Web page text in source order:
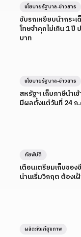
ขับรถเหยียบน้ำกระ
โทษจำคุกไม่เกิน 1 ปี
บาท
นโยบายรัฐบาล-ข่าวสาร
สหรัฐฯ เก็บภาษีนำเ
มีผลตั้งแต่วันที่ 24 ก
นโยบายรัฐบาล-ข่าวสาร
เตือนเตรียมเก็บขอ
น่านเริ่มวิกฤต ต้องเ
ภัยพิบัติ
ผลิตภัณฑ์สุขภาพ